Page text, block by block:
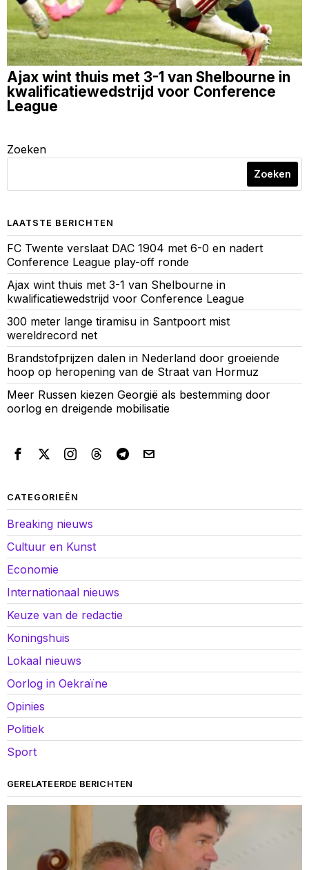
Ajax wint thuis met 3-1 van Shelbourne in
kwalificatiewedstrijd voor Conference
League
Zoeken
Zoeken
LAATSTE BERICHTEN
FC Twente verslaat DAC 1904 met 6-0 en nadert
Conference League play-off ronde
Ajax wint thuis met 3-1 van Shelbourne in
kwalificatiewedstrijd voor Conference League
300 meter lange tiramisu in Santpoort mist
wereldrecord net
Brandstofprijzen dalen in Nederland door groeiende
hoop op heropening van de Straat van Hormuz
Meer Russen kiezen Georgië als bestemming door
oorlog en dreigende mobilisatie
CATEGORIEËN
Breaking nieuws
Cultuur en Kunst
Economie
Internationaal nieuws
Keuze van de redactie
Koningshuis
Lokaal nieuws
Oorlog in Oekraïne
Opinies
Politiek
Sport
GERELATEERDE BERICHTEN